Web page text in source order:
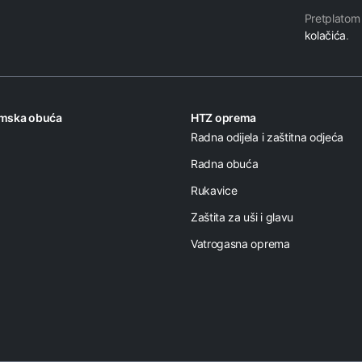
mail
E-
kolačića.
obuća
HTZ oprema
Radna odijela i zaštitna odjeća
Radna obuća
Rukavice
Zaštita za uši i glavu
Vatrogasna oprema